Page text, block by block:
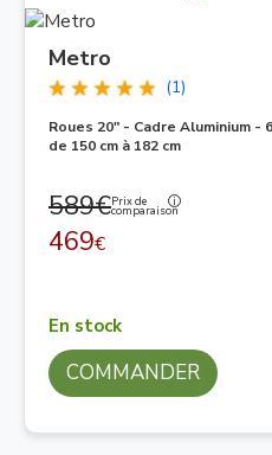
Metro
(1)
Roues 20" - Cadre Aluminium -
de 150 cm à 182 cm
589€Prix de
comparaison
469€
En stock
COMMANDER